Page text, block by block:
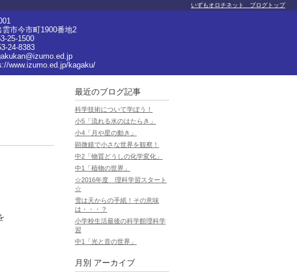
雲市今市町1900番地2
25-1500
24-8383
www.izumo.ed.jp/kagaku/
いずもオロチネット ブログトップ
最近のブログ記事
科学技術について学ぼう！
小5「流れる水のはたらき」
小4「月や星の動き」
顕微鏡で小さな世界を観察！
中2「物質どうしの化学変化」
中1「植物の世界」
☆2016年度 理科学習スタート
☆
雪は天からの手紙！その意味
は・・・？
小学校生活最後の科学館理科学
習
中1「光と音の世界」
月別 アーカイブ